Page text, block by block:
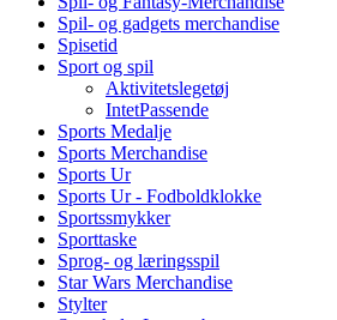
Spil- og gadgets merchandise
Spisetid
Sport og spil
Aktivitetslegetøj
IntetPassende
Sports Medalje
Sports Merchandise
Sports Ur
Sports Ur - Fodboldklokke
Sportssmykker
Sporttaske
Sprog- og læringsspil
Star Wars Merchandise
Stylter